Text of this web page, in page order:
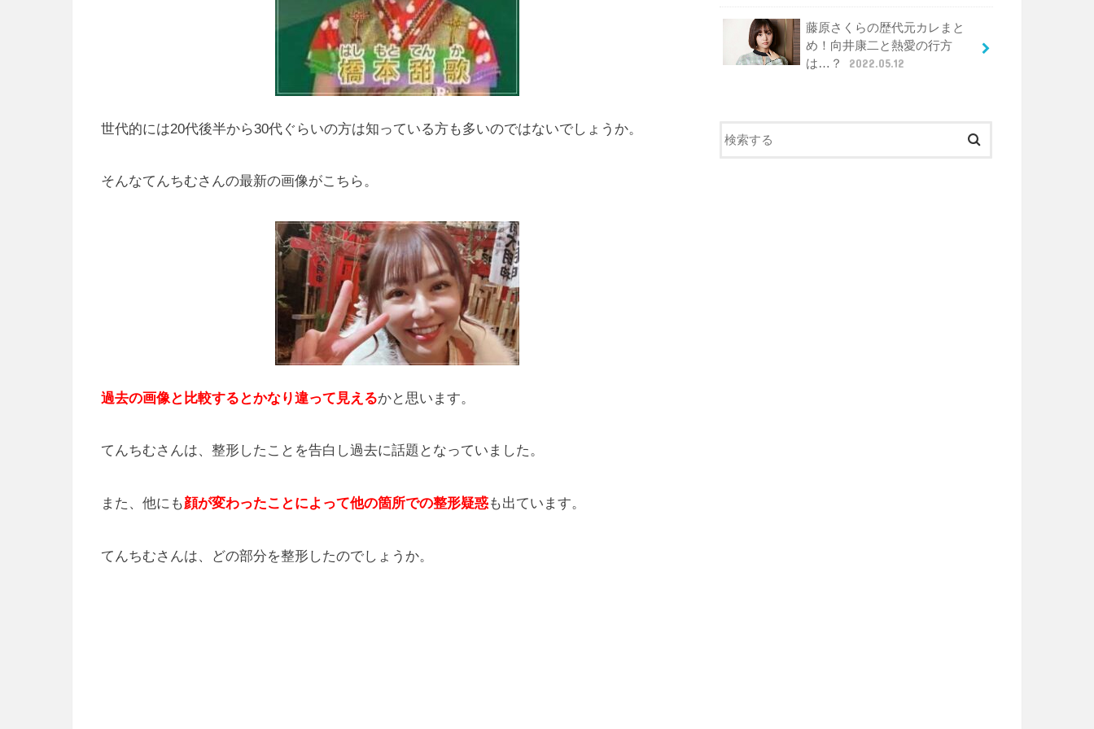
世代的には20代後半から30代ぐらいの方は知っている方も多いのではないでしょうか。
そんなてんちむさんの最新の画像がこちら。
過去の画像と比較するとかなり違って見えるかと思います。
てんちむさんは、整形したことを告白し過去に話題となっていました。
また、他にも顔が変わったことによって他の箇所での整形疑惑も出ています。
てんちむさんは、どの部分を整形したのでしょうか。
藤原さくらの歴代元カレまと
め！向井康二と熱愛の行方
は…？
2022.05.12